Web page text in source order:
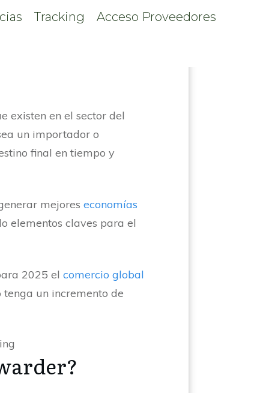
Tracking Acceso Proveedores
existen en el sector del
un importador o
final en tiempo y
mejoreseconomías
elementos claves para el
2025 elcomercio global
un incremento de